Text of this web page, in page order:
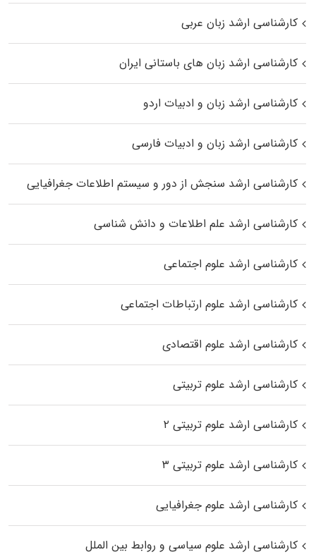
کارشناسی ارشد زبان عربی
کارشناسی ارشد زبان‌ های باستانی ایران
کارشناسی ارشد زبان و ادبیات اردو
کارشناسی ارشد زبان و ادبیات فارسی
کارشناسی ارشد سنجش از دور و سیستم اطلاعات جغرافیایی
کارشناسی ارشد علم اطلاعات و دانش شناسی
کارشناسی ارشد علوم اجتماعی
کارشناسی ارشد علوم ارتباطات اجتماعی
کارشناسی ارشد علوم اقتصادی
کارشناسی ارشد علوم تربیتی
کارشناسی ارشد علوم تربیتی ۲
کارشناسی ارشد علوم تربیتی ۳
کارشناسی ارشد علوم جغرافیایی
کارشناسی ارشد علوم سیاسی و روابط بین الملل